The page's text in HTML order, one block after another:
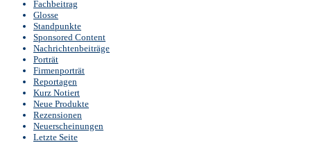
Fachbeitrag
Glosse
Standpunkte
Sponsored Content
Nachrichtenbeiträge
Porträt
Firmenporträt
Reportagen
Kurz Notiert
Neue Produkte
Rezensionen
Neuerscheinungen
Letzte Seite